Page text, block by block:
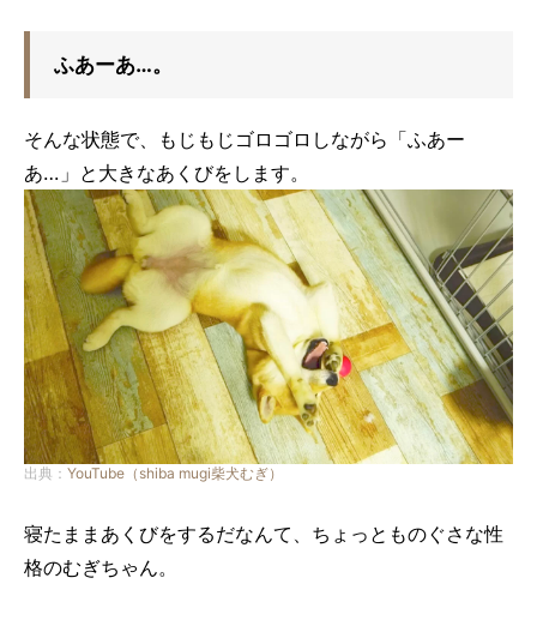
ふあーあ…。
そんな状態で、もじもじゴロゴロしながら「ふあー
あ…」と大きなあくびをします。
出典： YouTube（shiba mugi柴犬むぎ）
寝たままあくびをするだなんて、ちょっとものぐさな性
格のむぎちゃん。